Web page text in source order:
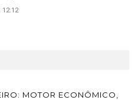
12:12
MOTOR ECONÔMICO,